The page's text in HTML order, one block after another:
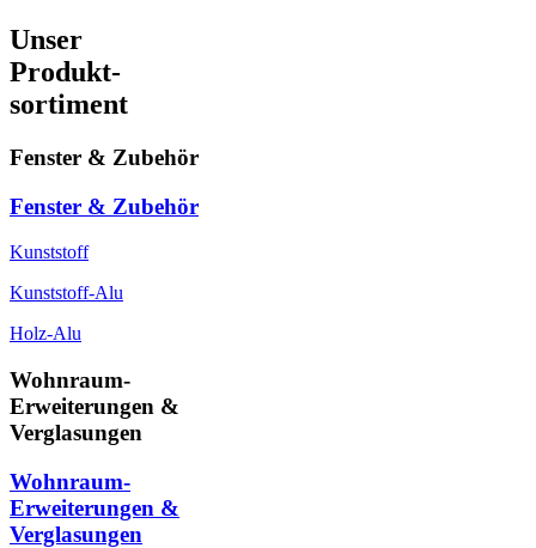
Unser
Produkt-
sortiment
Fenster & Zubehör
Fenster & Zubehör
Kunststoff
Kunststoff-Alu
Holz-Alu
Wohnraum-
Erweiterungen &
Verglasungen
Wohnraum-
Erweiterungen &
Verglasungen